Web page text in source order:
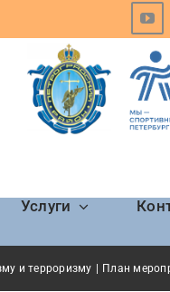
Услуги
и терроризму План